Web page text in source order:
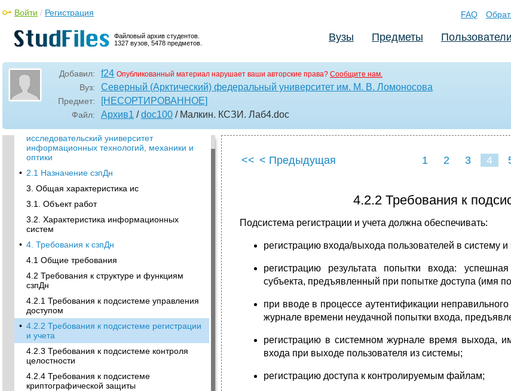
Файловый архив студентов.
1327 вузов, 5478 предметов.
Войти / Регистрация FAQ
Вузы Предметы Пользователи
Добавил: f24 Опубликованный материал нарушает ваши авторские права? Сообщите нам.
Вуз: Северный (Арктический) федеральный университет им. М. В. Ломоносова
Предмет: [НЕСОРТИРОВАННОЕ]
Файл: Архив1 /doc100 / Малкин. КСЗИ. Лаб4.doc
• Санкт-петербургский национальный
исследовательский университет
информационных технологий, механики и
оптики
• 2.1 Назначение сзпДн
3. Общая характеристика ис
3.1. Объект работ
3.2. Характеристика информационных
систем
• 4. Требования к сзпДн
4.1 Общие требования
4.2 Требования к структуре и функциям
сзпДн
4.2.1 Требования к подсистеме управления
доступом
• 4.2.2 Требования к подсистеме регистрации
и учета
4.2.3 Требования к подсистеме контроля
целостности
4.2.4 Требования к подсистеме
криптографической защиты
<< < Предыдущая 1 2 3 4
4.2.2 Требования к
Подсистема регистрации и учета должна обеспечивать:
регистрацию входа/выхода пользователей в систему и
регистрацию результата попытки входа:
субъекта, предъявленный при попытке доступа (имя
при вводе в процессе аутентификации
журнале времени неудачной попытки входа,
регистрацию в системном журнале время выхода,
входа при выходе пользователя из системы;
регистрацию доступа к контролируемым файлам;